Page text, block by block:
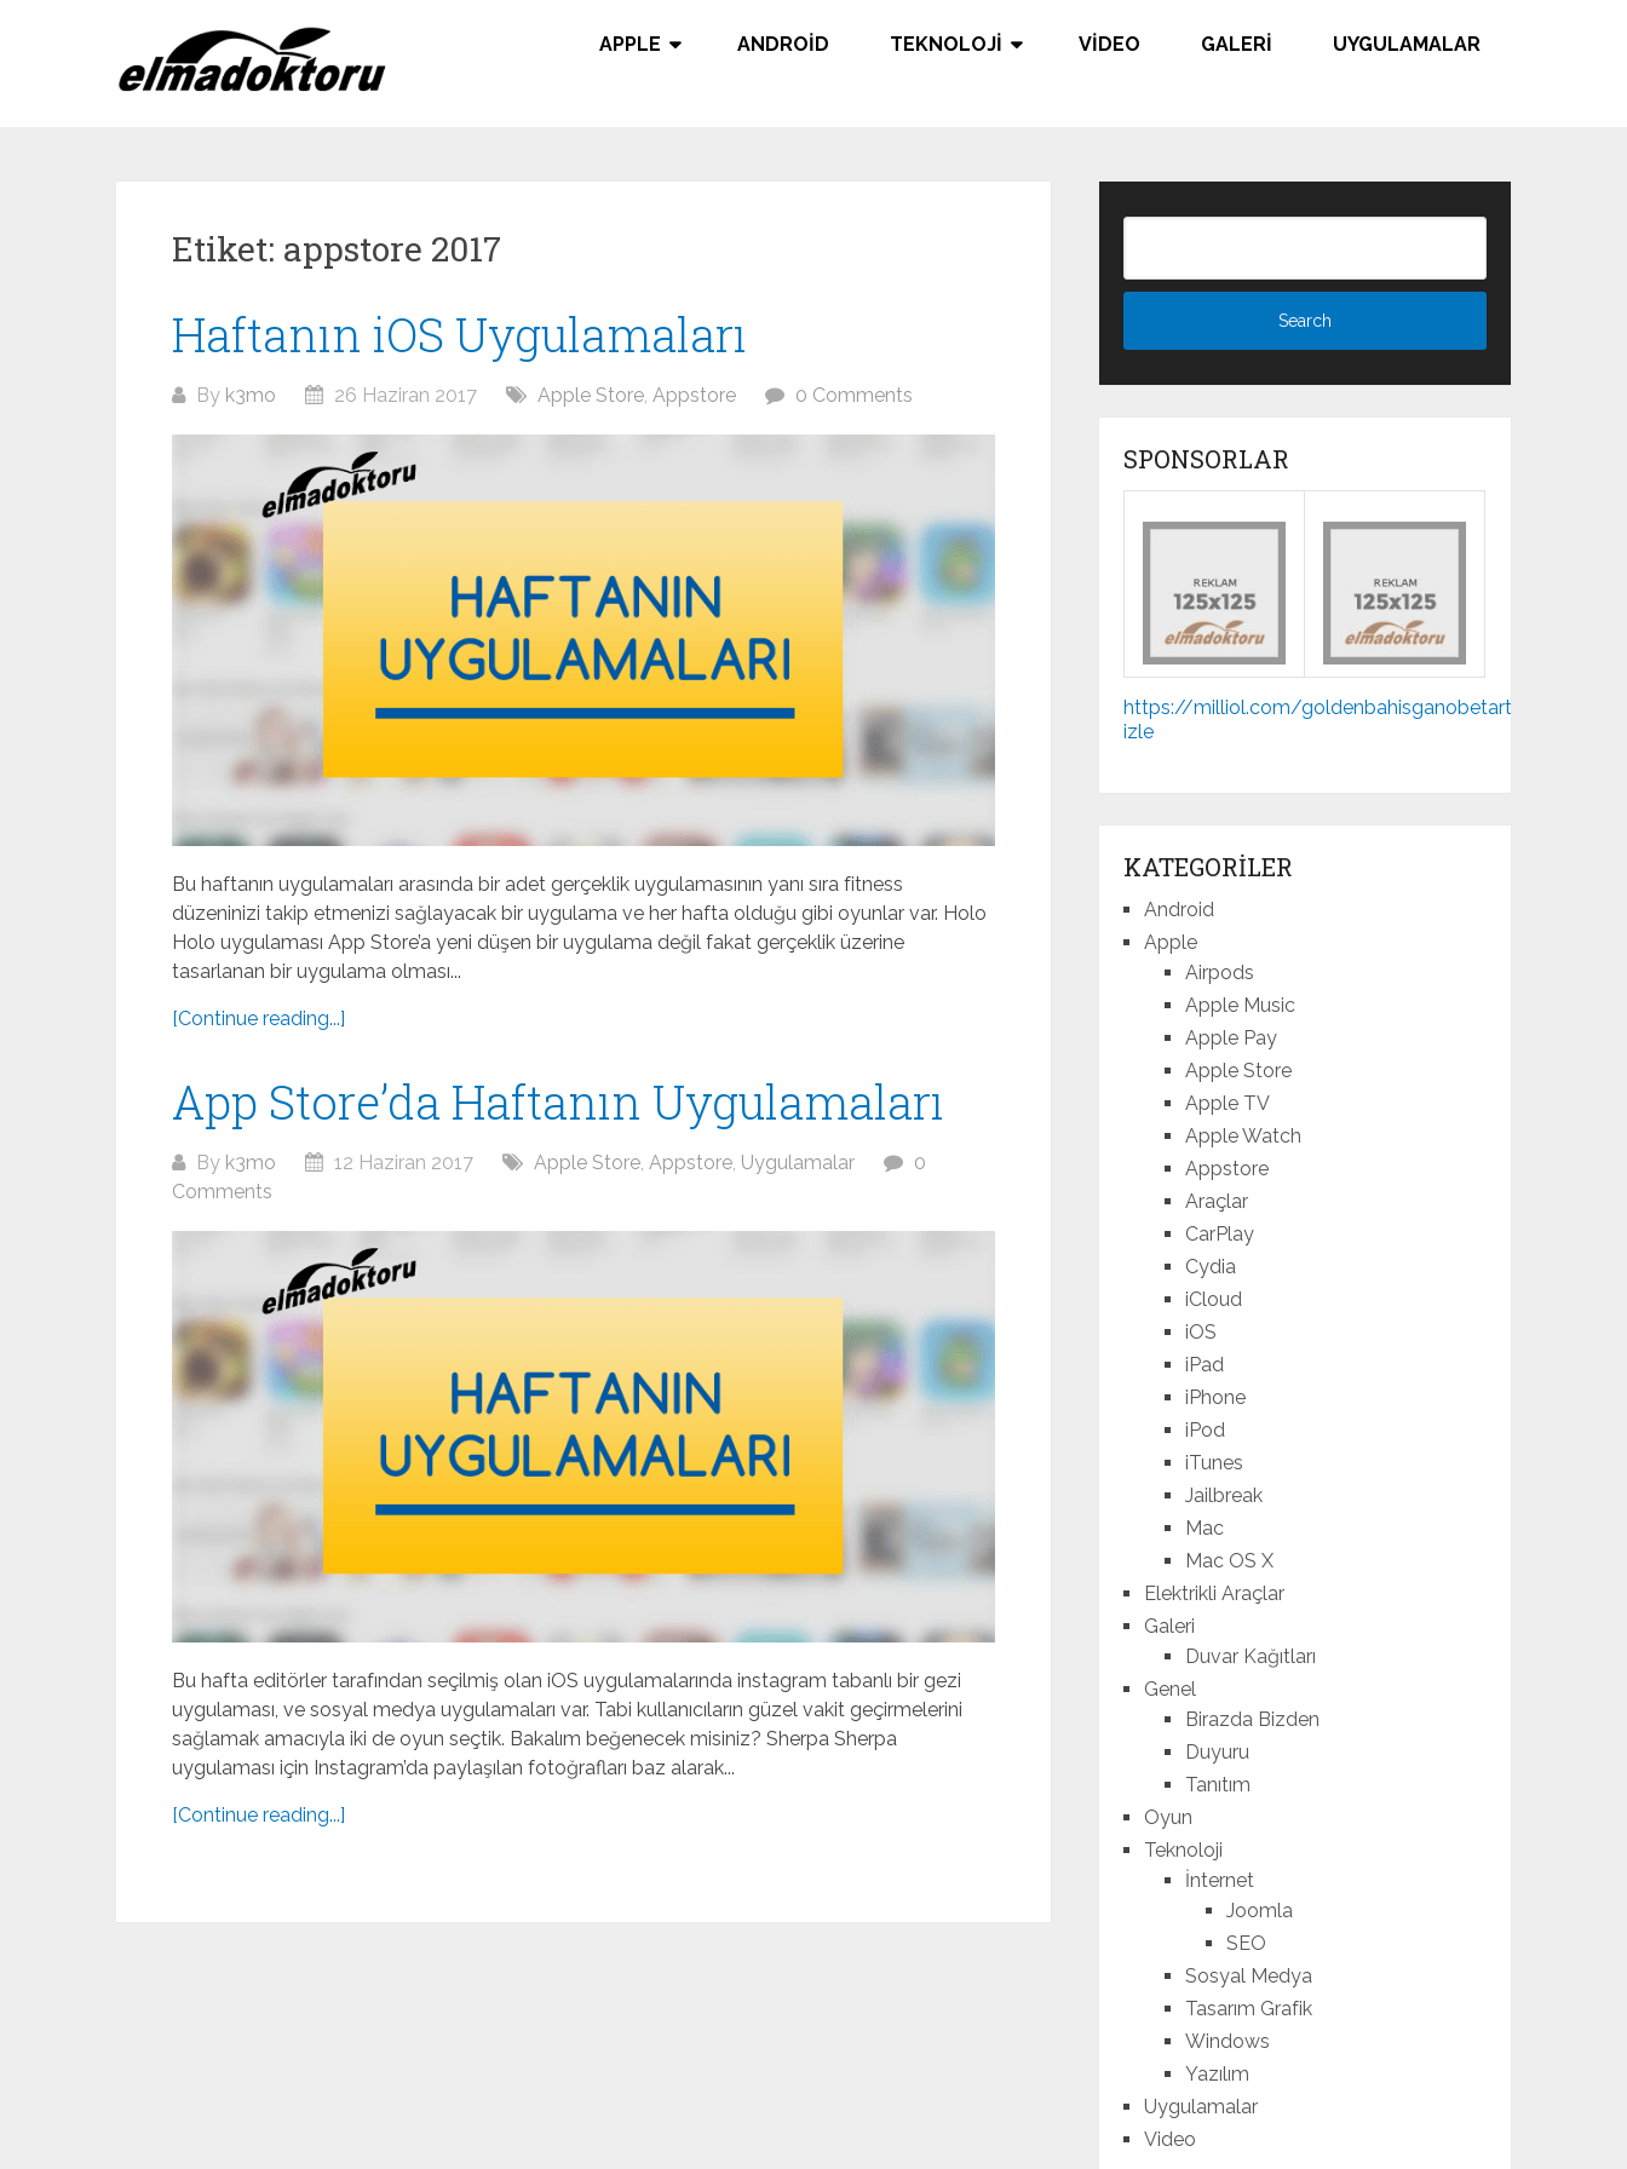
APPLE ANDROID TEKNOLOJI VIDEO GALERI UYGULAMALAR
Etiket: appstore 2017
Haftanın iOS Uygulamaları
By k3mo 26 Haziran 2017 Apple Store, Appstore 0 Comments
Bu haftanın uygulamaları arasında bir adet gerçeklik uygulamasının yanı sıra fitness
düzeninizi takip etmenizi sağlayacak bir uygulama ve her hafta olduğu gibi oyunlar var. Holo
Holo uygulaması App Store’a yeni düşen bir uygulama değil fakat gerçeklik üzerine
tasarlanan bir uygulama olması...
[Continue reading...]
App Store’da Haftanın Uygulamaları
By k3mo 12 Haziran 2017 Apple Store, Appstore, Uygulamalar
0
Comments
Bu hafta editörler tarafından seçilmiş olan iOS uygulamalarında instagram tabanlı bir gezi
uygulaması, ve sosyal medya uygulamaları var. Tabi kullanıcıların güzel vakit geçirmelerini
sağlamak amacıyla iki de oyun seçtik. Bakalım beğenecek misiniz? Sherpa Sherpa
uygulaması için Instagram’da paylaşılan fotoğrafları baz alarak...
[Continue reading...]
SPONSORLAR
Mp3
indir
https://milliol.com/goldenbahisganobetartemisbet
izle
KATEGORILER
Android
Apple
Airpods
Apple Music
Apple Pay
Apple Store
Apple TV
Apple Watch
Appstore
Araçlar
CarPlay
Cydia
iCloud
iOS
iPad
iPhone
iPod
iTunes
Jailbreak
Mac
Mac OS X
Elektrikli Araçlar
Galeri
Duvar Kağıtları
Genel
Birazda Bizden
Duyuru
Tanıtım
Oyun
Teknoloji
İnternet
Joomla
SEO
Sosyal Medya
Tasarım Grafik
Windows
Yazılım
Uygulamalar
Video